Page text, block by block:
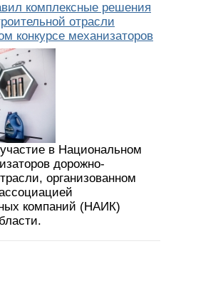
комплексные решения
отрасли
конкурсе механизаторов
в Национальном
дорожно-
организованном
компаний (НАИК)